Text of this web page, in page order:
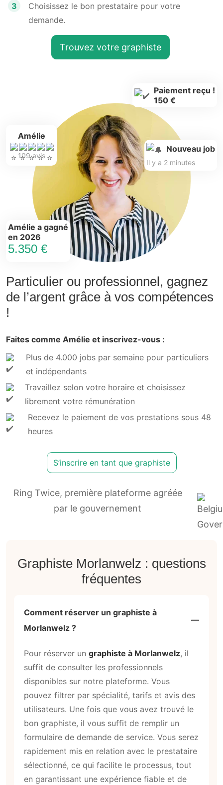
3
Choisissez le bon prestataire pour votre
demande.
Trouvez votre graphiste
Particulier ou professionnel, gagnez
de l’argent grâce à vos compétences
!
Faites comme Amélie et inscrivez-vous :
Plus de 4.000 jobs par semaine pour particuliers
et indépendants
Travaillez selon votre horaire et choisissez
librement votre rémunération
Recevez le paiement de vos prestations sous 48
heures
S’inscrire en tant que graphiste
Amélie
109 avis
Amélie a gagné
en 2026
5.350 €
Paiement reçu !
150 €
Nouveau job
Il y a 2 minutes
Ring Twice, première plateforme agréée
par le gouvernement
Graphiste Morlanwelz : questions
fréquentes
Comment réserver un graphiste à
Morlanwelz ?
Pour réserver un graphiste à Morlanwelz, il
suffit de consulter les professionnels
disponibles sur notre plateforme. Vous
pouvez filtrer par spécialité, tarifs et avis des
utilisateurs. Une fois que vous avez trouvé le
bon graphiste, il vous suffit de remplir un
formulaire de demande de service. Vous serez
rapidement mis en relation avec le prestataire
sélectionné, ce qui facilite le processus, tout
en garantissant une expérience fiable et de